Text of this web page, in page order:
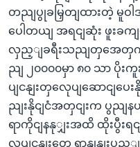
တညျပွုခမြှတျထားတဲ့ မူဝ
ပေါတယျ အရငျဆုံး ဖူးခ
လှည့ျခရီးသညျတှအေတှကျ
ညျ ၂၀၀၀၀မှာ ၈၀ သာ ပို
ပျငနျးတှလေုပျဆောငျ
ညျးနိုငျငံအတှငျးက ပွည
ရာကိုငျနနုျှးအထိ ထိုးပွီးရင
လုပျငနျးတှေ ရာနှုနျးပွ